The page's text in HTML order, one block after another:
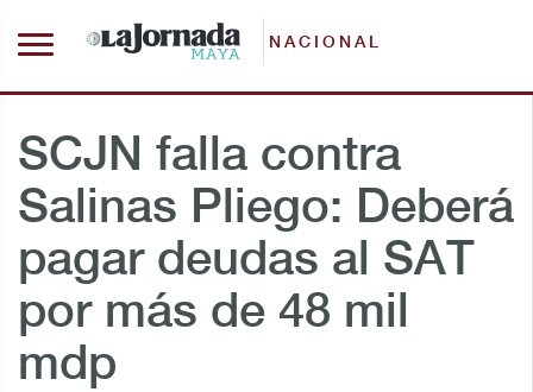
NACIONAL
SCJN falla contra
Salinas Pliego: Deberá
pagar deudas al SAT
por más de 48 mil
mdp